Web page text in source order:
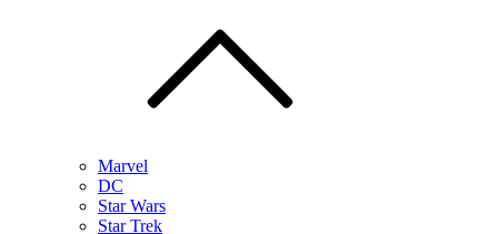
Marvel
DC
Star Wars
Star Trek